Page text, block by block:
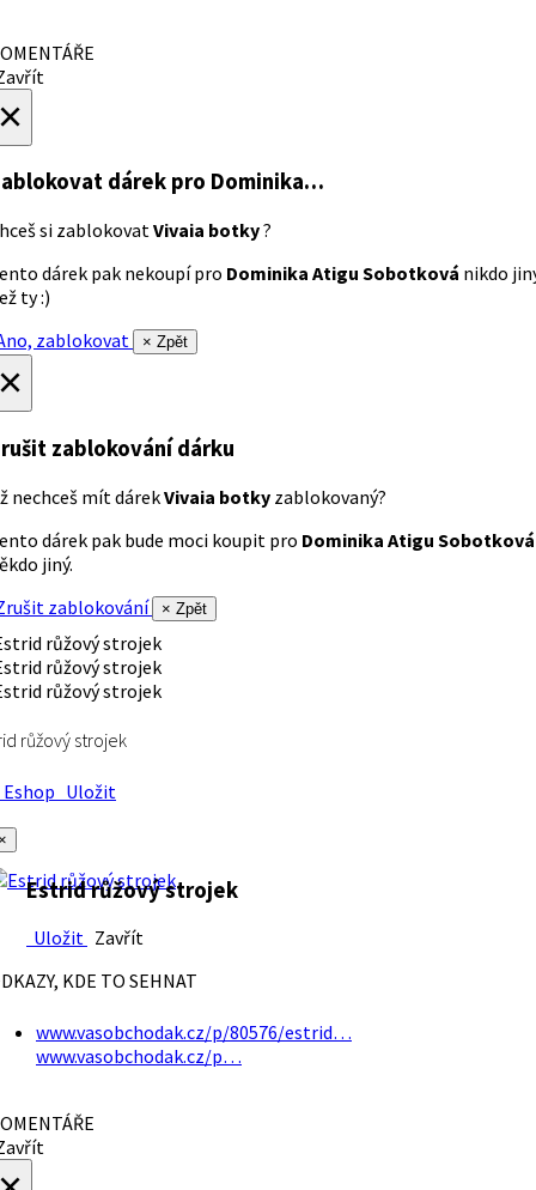
dárek pro Dominika…
si zablokovatVivaia botky?
dárek pak nekoupí pro Dominika Atigu Sobotková nikdo
ty :)
zablokovat
× Zpět
zablokování dárku
nechceš mít dárekVivaia botky zablokovaný?
dárek pak bude moci koupit pro Dominika Atigu Sobotková
jiný.
zablokování
× Zpět
růžový strojek
Uložit
Estrid růžový strojek
Uložit Zavřít
KDE TO SEHNAT
www.vasobchodak.cz/p/80576/estrid…
www.vasobchodak.cz/p…